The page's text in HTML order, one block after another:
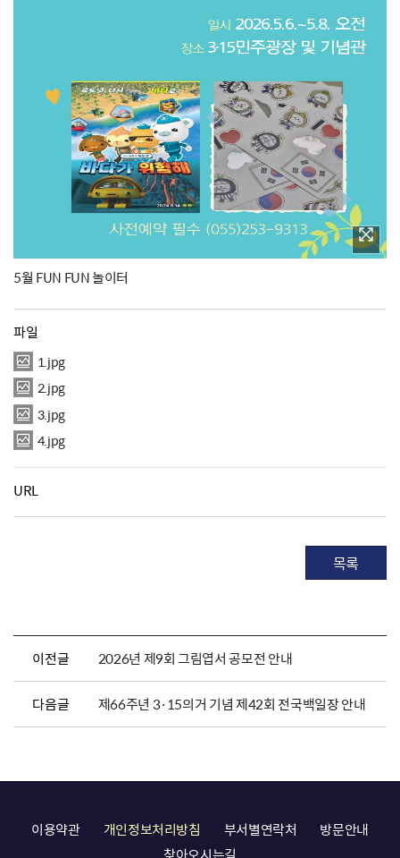
5월 FUN FUN 놀이터
파일
1.jpg
2.jpg
3.jpg
4.jpg
URL
목록
이전글 2026년 제9회 그림엽서 공모전 안내
다음글 제66주년 3·15의거 기념 제42회 전국백일장 안내
이용약관 개인정보처리방침 부서별연락처
방문안내